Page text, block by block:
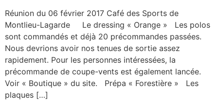
Réunion du 06 février 2017 Café des Sports de
Montlieu-Lagarde Le dressing « Orange » Les polos
sont commandés et déjà 20 précommandes passées.
Nous devrions avoir nos tenues de sortie assez
rapidement. Pour les personnes intéressées, la
précommande de coupe-vents est également lancée.
Voir « Boutique » du site. Prépa « Forestière » Les
plaques […]